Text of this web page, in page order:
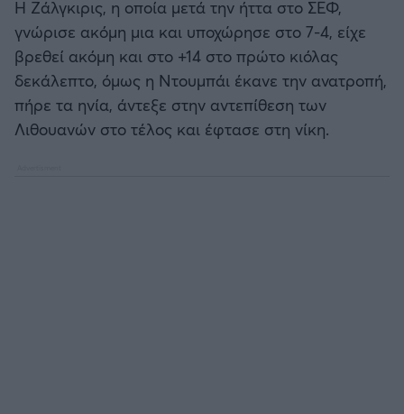
Αστέρας Τρίπολης
Παναιτωλικός
Καλαμάτα
Η Ζάλγκιρις, η οποία μετά την ήττα στο ΣΕΦ,
γνώρισε ακόμη μια και υποχώρησε στο 7-4, είχε
βρεθεί ακόμη και στο +14 στο πρώτο κιόλας
δεκάλεπτο, όμως η Ντουμπάι έκανε την ανατροπή,
πήρε τα ηνία, άντεξε στην αντεπίθεση των
Λιθουανών στο τέλος και έφτασε στη νίκη.